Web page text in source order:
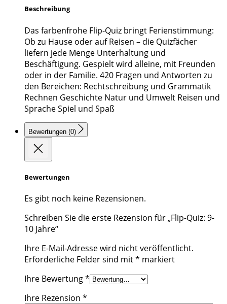
Beschreibung
Das farbenfrohe Flip-Quiz bringt Ferienstimmung:
Ob zu Hause oder auf Reisen – die Quizfächer
liefern jede Menge Unterhaltung und
Beschäftigung. Gespielt wird alleine, mit Freunden
oder in der Familie. 420 Fragen und Antworten zu
den Bereichen: Rechtschreibung und Grammatik
Rechnen Geschichte Natur und Umwelt Reisen und
Sprache Spiel und Spaß
Bewertungen (0)
Bewertungen
Es gibt noch keine Rezensionen.
Schreiben Sie die erste Rezension für „Flip-Quiz: 9-
10 Jahre“
Ihre E-Mail-Adresse wird nicht veröffentlicht.
Erforderliche Felder sind mit* markiert
Ihre Bewertung*
Ihre Rezension *